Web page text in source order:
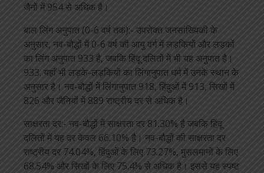
जैनों में 954 से अधिक है।
बाल लिंग अनुपात (0-6 वर्ष तक):- उपरोक्त जनसांख्यिकी के
अनुसार, नव-बौद्धों में 0-6 वर्ष की आयु वर्ग में लड़कियों और लड़कों
का लिंग अनुपात 933 है, जबकि हिंदू दलितों में भी यह अनुपात है।
933. यहाँ भी लड़के-लड़कियों का लिंगानुपात धर्म में उनके स्थान के
अनुसार है। नव-बौद्धों में लिंगानुपात 918, हिंदुओं में 913, सिखों में
826 और जैनियों में 889 राष्ट्रीय दर से अधिक है।
साक्षरता दर:- नव-बौद्धों में साक्षरता दर 81.30% है जबकि हिंदू
दलितों में यह दर केवल 66.10% है। नव-बौद्धों की साक्षरता दर
राष्ट्रीय दर 74.04%, हिंदुओं के लिए 73.27%, मुसलमानों के लिए
68.54% और सिखों के लिए 75.4% से अधिक है। इससे यह स्पष्ट